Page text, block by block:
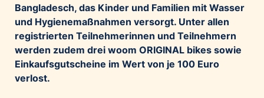
Superbrands Austria
Tante Fanny
Vollpension
win2day
Wolt
Bangladesch, das Kinder und Familien mit Wasser
und Hygienemaßnahmen versorgt. Unter allen
registrierten Teilnehmerinnen und Teilnehmern
werden zudem drei woom ORIGINAL bikes sowie
Einkaufsgutscheine im Wert von je 100 Euro
verlost.